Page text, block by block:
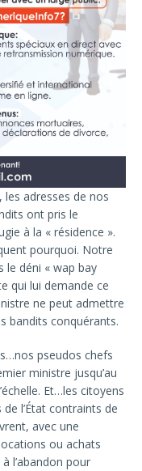
les adresses de nos
ont pris le
à la « résidence ».
pourquoi. Notre
le déni « wap bay
qui lui demande ce
ne peut admettre
bandits conquérants.
pseudos chefs
ministre jusqu’au
Et…les citoyens
l’État contraints de
avec une
ou achats
l’abandon pour